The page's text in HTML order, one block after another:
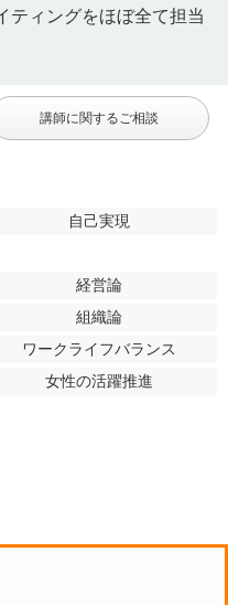
ティングをほぼ全て担当
講師に関するご相談
自己実現
経営論
組織論
ワークライフバランス
女性の活躍推進